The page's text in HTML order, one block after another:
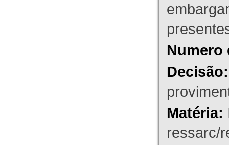
Numero
Decisão:
Matéria:
ressarc/